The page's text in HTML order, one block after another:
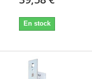
En stock